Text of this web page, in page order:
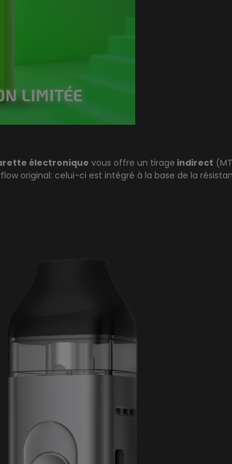
électronique vous offre un tirage indirect
original: celui-ci est intégré à la base de la